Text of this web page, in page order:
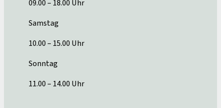
09.00 – 18.00 Uhr
Samstag
10.00 – 15.00 Uhr
Sonntag
11.00 – 14.00 Uhr